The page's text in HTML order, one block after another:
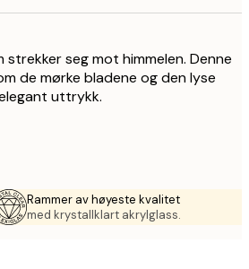
seg mot himmelen. Denne
de mørke bladene og den lyse
uttrykk.
Rammer av høyeste kvalitet
med krystallklart akrylglass.